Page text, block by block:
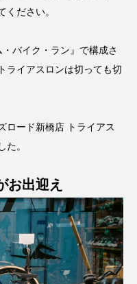
ください。
バイク・ラン』で構成さ
ライアスロンは切っても切
ロード新橋店 トライアス
た。
お出迎え